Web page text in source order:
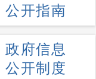
公开指南
政府信息
公开制度